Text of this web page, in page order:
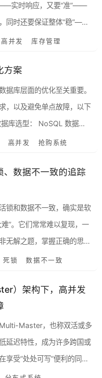
实时响应，又要“准”——
同时还要保证整体“稳”——
种场景下确实很难满足要
高并发 库存管理
方案
据库层面的优化至关重要。
，以及避免单点故障，以下
高并发 抢购系统
、数据不一致的追踪
锁和数据不一致，确实是软
”。它们常常难以复现，一
无解之题，掌握正确的思路
能大大提升解决效率。 以下我将从方法论和具体工具两...
死锁 数据不一致
）架构下，高并发
Master，也称双活或多
延迟特性，成为许多跨国或
享受“处处可写”便利的同
题： 当多个节点在...